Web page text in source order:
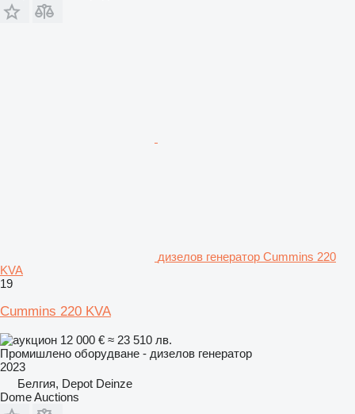
дизелов генератор Cummins 220
KVA
19
Cummins 220 KVA
12 000 € ≈ 23 510 лв.
Промишлено оборудване - дизелов генератор
2023
Белгия, Depot Deinze
Dome Auctions